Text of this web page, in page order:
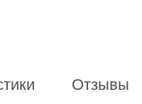
Отзывы